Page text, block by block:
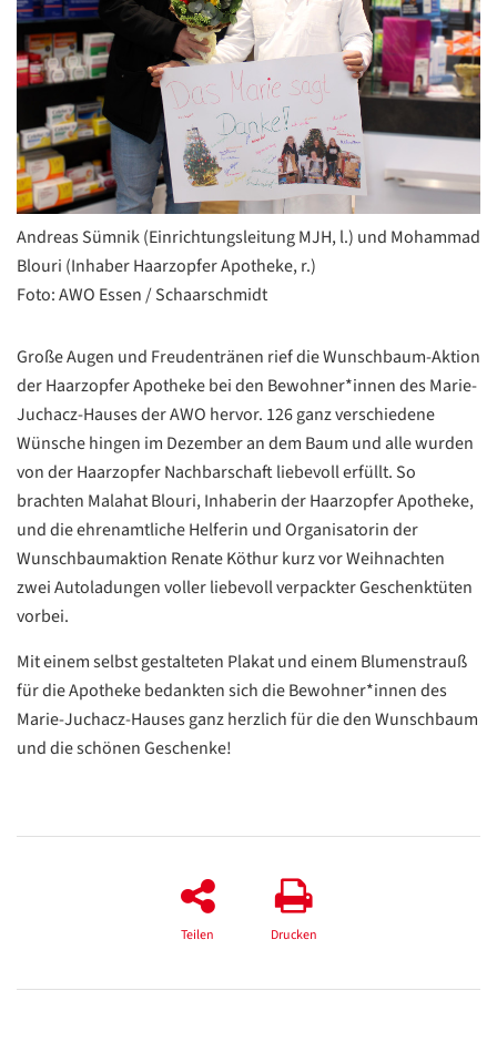
Andreas Sümnik (Einrichtungsleitung MJH, l.) und Mohammad
Blouri (Inhaber Haarzopfer Apotheke, r.)
Foto: AWO Essen / Schaarschmidt
Große Augen und Freudentränen rief die Wunschbaum-Aktion
der Haarzopfer Apotheke bei den Bewohner*innen des Marie-
Juchacz-Hauses der AWO hervor. 126 ganz verschiedene
Wünsche hingen im Dezember an dem Baum und alle wurden
von der Haarzopfer Nachbarschaft liebevoll erfüllt. So
brachten Malahat Blouri, Inhaberin der Haarzopfer Apotheke,
und die ehrenamtliche Helferin und Organisatorin der
Wunschbaumaktion Renate Köthur kurz vor Weihnachten
zwei Autoladungen voller liebevoll verpackter Geschenktüten
vorbei.
Mit einem selbst gestalteten Plakat und einem Blumenstrauß
für die Apotheke bedankten sich die Bewohner*innen des
Marie-Juchacz-Hauses ganz herzlich für die den Wunschbaum
und die schönen Geschenke!
Teilen Drucken
Datenschutzerklärung
ZURÜCK
Datenschutzerklärung
Google
Datenschutzerklärung
/
Translate
ZURÜCK